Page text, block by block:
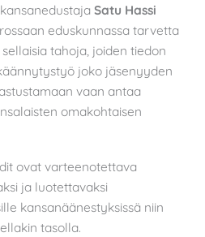
Satu Hassi
eduskunnassa tarvetta
tahoja, joiden tiedon
joko jäsenyyden
vaan antaa
omakohtaisen
ovat varteenotettava
ja luotettavaksi
kansanäänestyksissä niin
tasolla.